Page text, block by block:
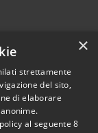
×
strettamente
del sito,
di elaborare
al seguente8